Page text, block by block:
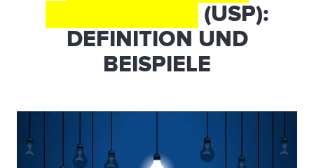
(USP):
DEFINITION UND
BEISPIELE